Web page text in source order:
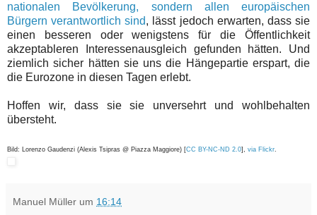
nationalen Bevölkerung, sondern allen europäischen
Bürgern verantwortlich sind, lässt jedoch erwarten, dass sie
einen besseren oder wenigstens für die Öffentlichkeit
akzeptableren Interessenausgleich gefunden hätten. Und
ziemlich sicher hätten sie uns die Hängepartie erspart, die
die Eurozone in diesen Tagen erlebt.
Hoffen wir, dass sie sie unversehrt und wohlbehalten
übersteht.
Bild: Lorenzo Gaudenzi (Alexis Tsipras @ Piazza Maggiore) [CC BY-NC-ND 2.0], via Flickr.
Manuel Müller um 16:14